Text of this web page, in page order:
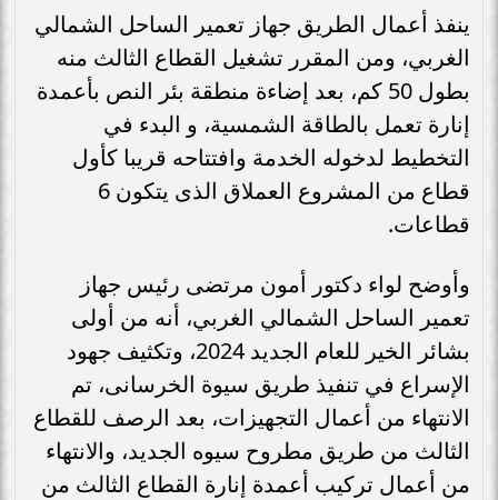
ينفذ أعمال الطريق جهاز تعمير الساحل الشمالي
الغربي، ومن المقرر تشغيل القطاع الثالث منه
بطول 50 كم، بعد إضاءة منطقة بئر النص بأعمدة
إنارة تعمل بالطاقة الشمسية، و البدء في
التخطيط لدخوله الخدمة وافتتاحه قريبا كأول
قطاع من المشروع العملاق الذى يتكون 6
قطاعات.
وأوضح لواء دكتور أمون مرتضى رئيس جهاز
تعمير الساحل الشمالي الغربي، أنه من أولى
بشائر الخير للعام الجديد 2024، وتكثيف جهود
الإسراع في تنفيذ طريق سيوة الخرسانى، تم
الانتهاء من أعمال التجهيزات، بعد الرصف للقطاع
الثالث من طريق مطروح سيوه الجديد، والانتهاء
من أعمال تركيب أعمدة إنارة القطاع الثالث من